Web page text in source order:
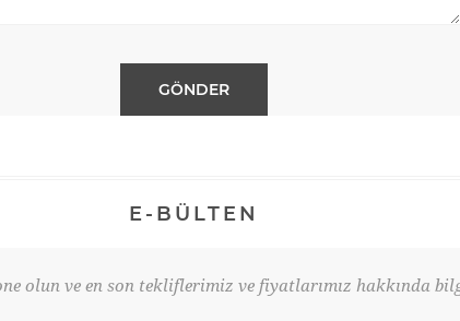
E-BÜLTEN
olun ve en son tekliflerimiz ve fiyatlarımız hakkında